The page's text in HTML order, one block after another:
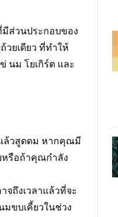
ส่วนประกอบของ
ยเดียว ที่ทำให้
นม โยเกิร์ต และ
ล้วสูดดม หากคุณมี
หรือถ้าคุณกำลัง
ถึงเวลาแล้วที่จะ
ขบเคี้ยวในช่วง